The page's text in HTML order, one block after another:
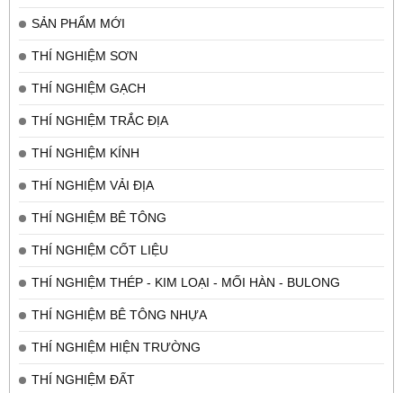
SẢN PHẨM MỚI
THÍ NGHIỆM SƠN
THÍ NGHIỆM GẠCH
THÍ NGHIỆM TRẮC ĐỊA
THÍ NGHIỆM KÍNH
THÍ NGHIỆM VẢI ĐỊA
THÍ NGHIỆM BÊ TÔNG
THÍ NGHIỆM CỐT LIỆU
THÍ NGHIỆM THÉP - KIM LOẠI - MỐI HÀN - BULONG
THÍ NGHIỆM BÊ TÔNG NHỰA
THÍ NGHIỆM HIỆN TRƯỜNG
THÍ NGHIỆM ĐẤT